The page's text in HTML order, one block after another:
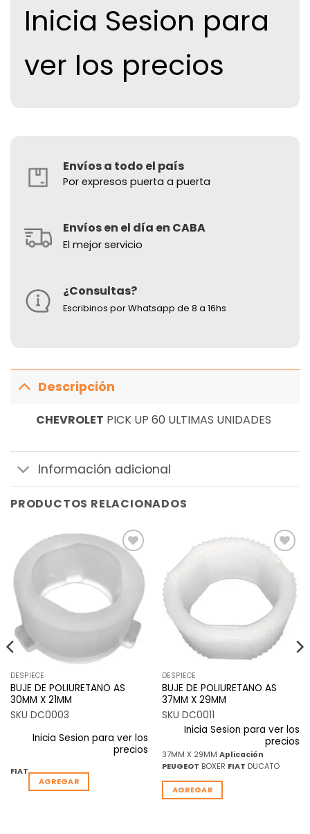
Inicia Sesion para
ver los precios
Envíos a todo el país
Por expresos puerta a puerta
Envíos en el día en CABA
El mejor servicio
¿Consultas?
Escribinos por Whatsapp de 8 a 16hs
Descripción
CHEVROLET PICK UP 60 ULTIMAS UNIDADES
Información adicional
PRODUCTOS RELACIONADOS
Añadir
DESPIECE
BUJE DE POLIURETANO AS
30MM X 21MM
SKU DC0003
Inicia Sesion para ver los
precios
FIAT
AGREGAR
Añadir
DESPIECE
BUJE DE POLIURETANO AS
37MM X 29MM
SKU DC0011
Inicia Sesion para ver los
precios
37MM X 29MM Aplicación
PEUGEOT BOXER FIAT DUCATO
AGREGAR